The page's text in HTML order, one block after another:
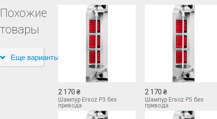
Похожие
товары
Еще варианты
2 170 ₴
Шампур Ersoz Р3 без
привода
2 170 ₴
Шампур Ersoz Р5 без
привода